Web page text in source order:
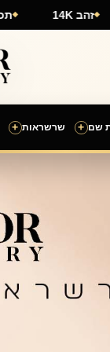
זהב 14K
שם + שרשראות +